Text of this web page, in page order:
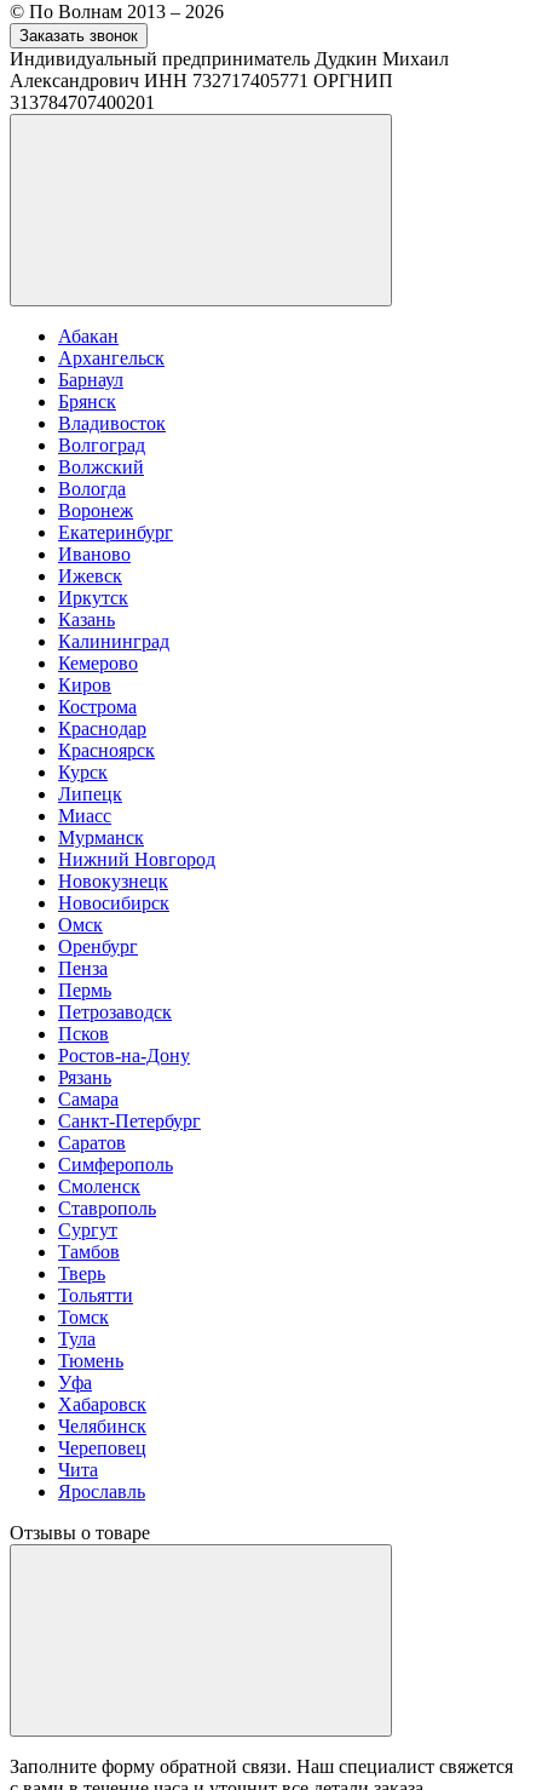
© По Волнам 2013 – 2026
Заказать звонок
Индивидуальный предприниматель Дудкин Михаил
Александрович ИНН 732717405771 ОРГНИП
313784707400201
Абакан
Архангельск
Барнаул
Брянск
Владивосток
Волгоград
Волжский
Вологда
Воронеж
Екатеринбург
Иваново
Ижевск
Иркутск
Казань
Калининград
Кемерово
Киров
Кострома
Краснодар
Красноярск
Курск
Липецк
Миасс
Мурманск
Нижний Новгород
Новокузнецк
Новосибирск
Омск
Оренбург
Пенза
Пермь
Петрозаводск
Псков
Ростов-на-Дону
Рязань
Самара
Санкт-Петербург
Саратов
Симферополь
Смоленск
Ставрополь
Сургут
Тамбов
Тверь
Тольятти
Томск
Тула
Тюмень
Уфа
Хабаровск
Челябинск
Череповец
Чита
Ярославль
Отзывы о товаре
Заполните форму обратной связи. Наш специалист свяжется